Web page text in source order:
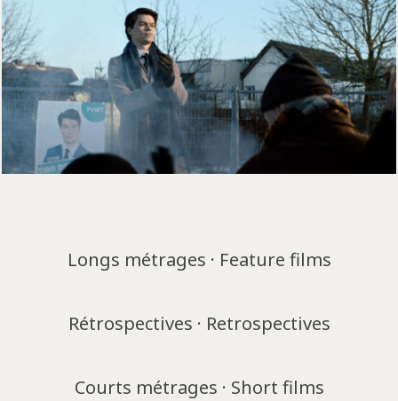
Longs métrages · Feature films
Rétrospectives · Retrospectives
Courts métrages · Short films